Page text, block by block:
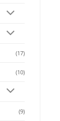
(17)
(10)
(9)